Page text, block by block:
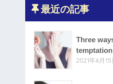
最近の記事
Three
2021年6月15